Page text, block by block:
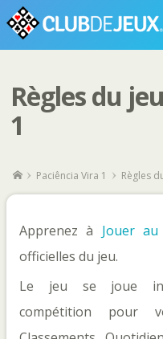
CLASSEMENTS
TOURNOIS
COMMUNAUTÉ
AIDE
PASSEPORT
JOUER
Langue du site
Règles du
1
Paciência Vira 1 Règles
Apprenez à Jouer
officielles du jeu.
Le jeu se joue
compétition pour